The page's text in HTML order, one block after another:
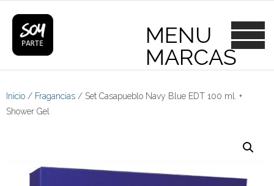
content
Inicio / Fragancias / Set Casapueblo Navy Blue EDT 100 ml. +
Shower Gel